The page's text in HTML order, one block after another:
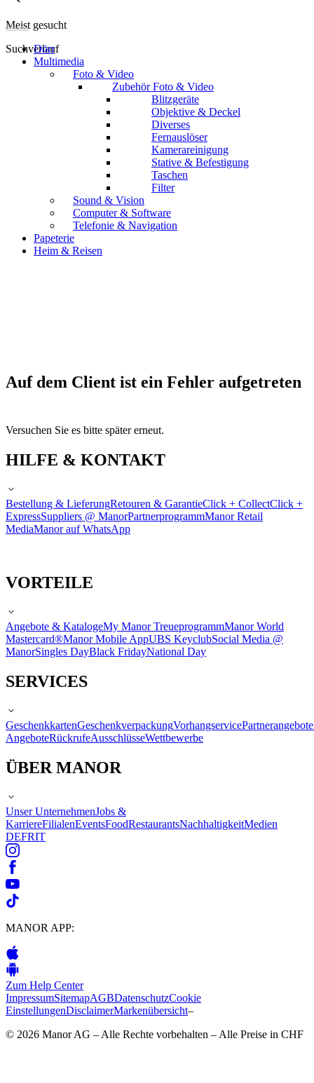
Meist gesucht
Suchverlauf
Dörr
Multimedia
Foto & Video
Zubehör Foto & Video
Blitzgeräte
Objektive & Deckel
Diverses
Fernauslöser
Kamerareinigung
Stative & Befestigung
Taschen
Filter
Sound & Vision
Computer & Software
Telefonie & Navigation
Papeterie
Heim & Reisen
Auf dem Client ist ein Fehler aufgetreten
Versuchen Sie es bitte später erneut.
HILFE & KONTAKT
Bestellung & LieferungRetouren & GarantieClick + CollectClick +
ExpressSuppliers @ ManorPartnerprogrammManor Retail
MediaManor auf WhatsApp
VORTEILE
Angebote & KatalogeMy Manor TreueprogrammManor World
Mastercard®Manor Mobile AppUBS KeyclubSocial Media @
ManorSingles DayBlack FridayNational Day
SERVICES
GeschenkkartenGeschenkverpackungVorhangservicePartnerangebote
AngeboteRückrufeAusschlüsseWettbewerbe
ÜBER MANOR
Unser UnternehmenJobs &
KarriereFilialenEventsFoodRestaurantsNachhaltigkeitMedien
DEFRIT
MANOR APP:
Zum Help Center
ImpressumSitemapAGBDatenschutzCookie
EinstellungenDisclaimerMarkenübersicht–
© 2026 Manor AG – Alle Rechte vorbehalten – Alle Preise in CHF